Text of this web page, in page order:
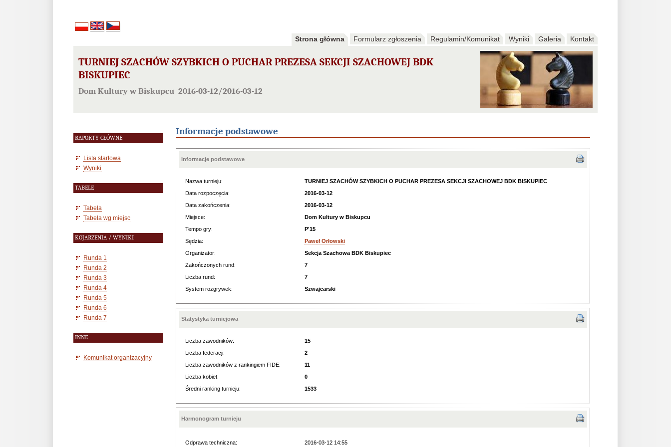
Strona główna Formularz zgłoszenia Regulamin/Komunikat Wyniki Galeria Kontakt
TURNIEJ SZACHÓW SZYBKICH O PUCHAR PREZESA SEKCJI SZACHOWEJ BDK
BISKUPIEC
Dom Kultury w Biskupcu 2016-03-12/2016-03-12
RAPORTY GŁÓWNE
Lista startowa
Wyniki
TABELE
Tabela
Tabela wg miejsc
KOJARZENIA / WYNIKI
Runda 1
Runda 2
Runda 3
Runda 4
Runda 5
Runda 6
Runda 7
INNE
Komunikat organizacyjny
Informacje podstawowe
Informacje podstawowe
Nazwa turnieju:
TURNIEJ SZACHÓW SZYBKICH O PUCHAR PREZESA SEKCJI SZACHOWEJ BDK BISKUPIEC
Data rozpoczęcia:
2016-03-12
Data zakończenia:
2016-03-12
Miejsce:
Dom Kultury w Biskupcu
Tempo gry:
P'15
Sędzia:
Paweł Orłowski
Organizator:
Sekcja Szachowa BDK Biskupiec
Zakończonych rund:
7
Liczba rund:
7
System rozgrywek:
Szwajcarski
Statystyka turniejowa
Liczba zawodników:
15
Liczba federacji:
2
Liczba zawodników z rankingiem FIDE:
11
Liczba kobiet:
0
Średni ranking turnieju:
1533
Harmonogram turnieju
Odprawa techniczna: 2016-03-12 14:55